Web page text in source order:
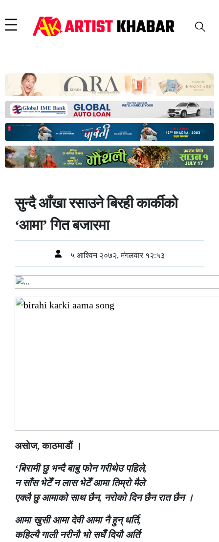
सुन्दै आँखा रसाउने बिरही कार्कीको
‘आमा’ गित बजारमा
५ आश्विन २०७२, मंगलवार १२:५३
असोज, काठमाडौं ।
‘बिरामी छु भन्दै बाबु फोन गरीथेउ पहिले,
न साँस भेटेँ न लास भेटेँ आमा तिम्रो मैले
एक्लै छु आमाको साथ छैन, नरोको दिन छैन रात छैन ।
आमा खुसी आमा देवी आमा नै हुन् धर्ति,
कहिल्यै गाली नरीनौ भो सधैँ दियौ अर्ति